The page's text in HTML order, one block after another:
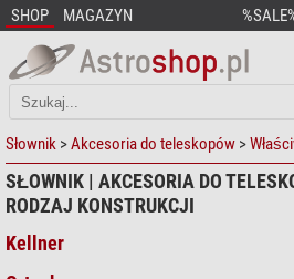
SHOP MAGAZYN
Słownik >Akcesoria do teleskopów >
SŁOWNIK | AKCESORIA DO
RODZAJ KONSTRUKCJI
Kellner